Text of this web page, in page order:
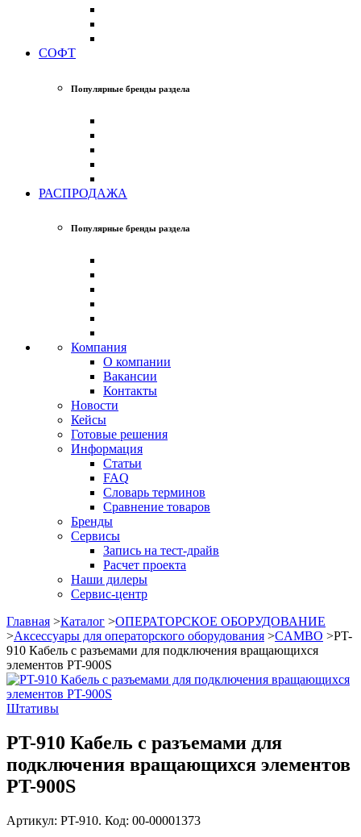
СОФТ
Популярные бренды раздела
РАСПРОДАЖА
Популярные бренды раздела
Компания
О компании
Вакансии
Контакты
Новости
Кейсы
Готовые решения
Информация
Статьи
FAQ
Словарь терминов
Сравнение товаров
Бренды
Сервисы
Запись на тест-драйв
Расчет проекта
Наши дилеры
Сервис-центр
Главная >Каталог >ОПЕРАТОРСКОЕ ОБОРУДОВАНИЕ
>Аксессуары для операторского оборудования >CAMBO >PT-
910 Кабель с разъемами для подключения вращающихся
элементов PT-900S
Штативы
PT-910 Кабель с разъемами для
подключения вращающихся элементов
PT-900S
Артикул: PT-910. Код: 00-00001373